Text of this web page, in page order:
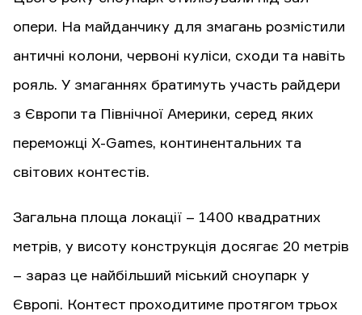
опери. На майданчику для змагань розмістили
античні колони, червоні куліси, сходи та навіть
рояль. У змаганнях братимуть участь райдери
з Європи та Північної Америки, серед яких
переможці X-Games, континентальних та
світових контестів.
Загальна площа локації – 1400 квадратних
метрів, у висоту конструкція досягає 20 метрів
– зараз це найбільший міський сноупарк у
Європі. Контест проходитиме протягом трьох